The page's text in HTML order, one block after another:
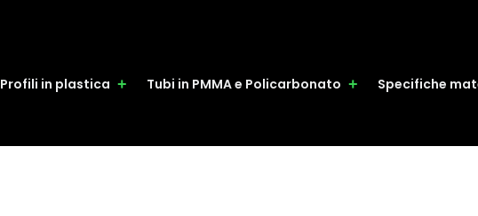
Profili in plastica Tubi in PMMA e Policarbonato Specifiche